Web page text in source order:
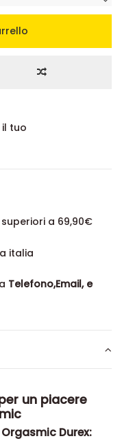
tuo
a 69,90€
italia
Telefono,Email, e
un piacere
Durex: